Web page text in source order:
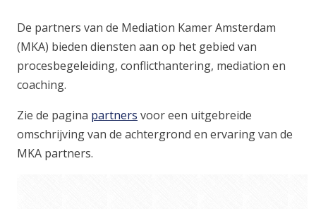
De partners van de Mediation Kamer Amsterdam
(MKA) bieden diensten aan op het gebied van
procesbegeleiding, conflicthantering, mediation en
coaching.
Zie de pagina partners voor een uitgebreide
omschrijving van de achtergrond en ervaring van de
MKA partners.